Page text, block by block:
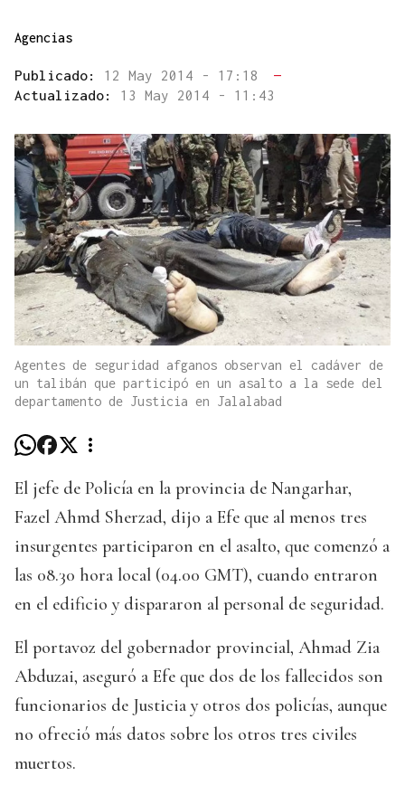
Agencias
Publicado: 12 May 2014 - 17:18
—
Actualizado: 13 May 2014 - 11:43
Agentes de seguridad afganos observan el cadáver de
un talibán que participó en un asalto a la sede del
departamento de Justicia en Jalalabad
El jefe de Policía en la provincia de Nangarhar,
Fazel Ahmd Sherzad, dijo a Efe que al menos tres
insurgentes participaron en el asalto, que comenzó a
las 08.30 hora local (04.00 GMT), cuando entraron
en el edificio y dispararon al personal de seguridad.
El portavoz del gobernador provincial, Ahmad Zia
Abduzai, aseguró a Efe que dos de los fallecidos son
funcionarios de Justicia y otros dos policías, aunque
no ofreció más datos sobre los otros tres civiles
muertos.